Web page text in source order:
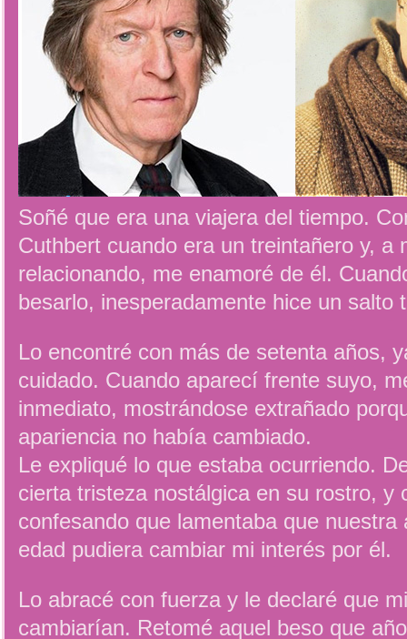
Soñé que era una viajera del tiempo.
Cuthbert cuando era un treintañero y, a
relacionando, me enamoré de él.
besarlo, inesperadamente hice un salto
Lo encontré con más de setenta años,
cuidado. Cuando aparecí frente suyo,
inmediato, mostrándose extrañado
apariencia no había cambiado.
Le expliqué lo que estaba ocurriendo.
cierta tristeza nostálgica en su rostro, y
confesando que lamentaba que nuestra
edad pudiera cambiar mi interés por él.
Lo abracé con fuerza y le declaré que
cambiarían. Retomé aquel beso que